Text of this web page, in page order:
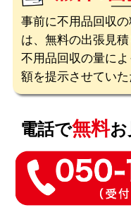
事前に不用品回収
は、無料の出張見積
不用品回収の量に
額を提示させていた
電話で無料お